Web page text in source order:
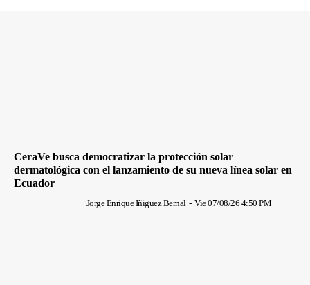
CeraVe busca democratizar la protección solar
dermatológica con el lanzamiento de su nueva línea solar en
Ecuador
Jorge Enrique Iñiguez Bernal - Vie 07/08/26 4:50 PM